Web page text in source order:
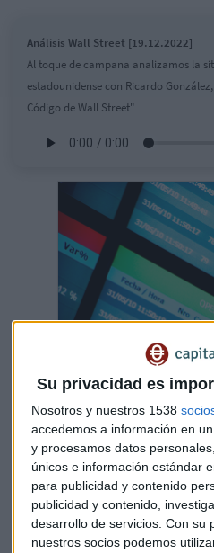
Su privacidad es
Nosotros y nuestros 1538
accedemos a información en
y procesamos datos
únicos e información estándar
para publicidad y contenido
publicidad y contenido,
desarrollo de servicios. Con su
nuestros socios podemos
Análisis Wall Street [19.12.2022]
Al toque de campana analizamos la
estadounidense con Ricardo
Código de Wall Street"
El orden de subidas y
es claro, ¿quién es el
Día de la Independencia en
bursátil del planeta que, aun
y analizamos con Ricardo
y autor de "El Código de
Capital Radio / / 2022-07-